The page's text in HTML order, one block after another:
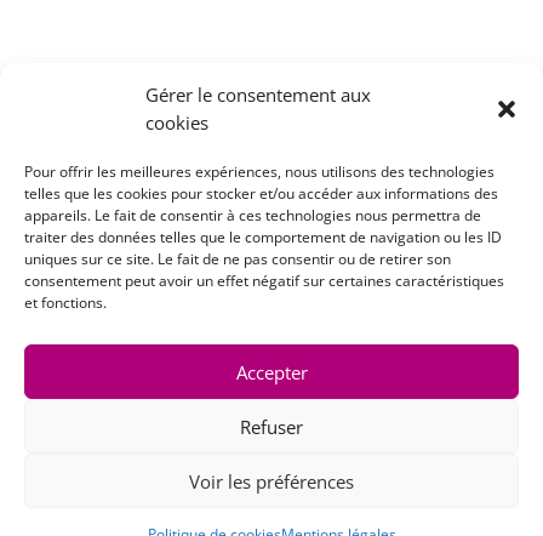
Gérer le consentement aux
cookies
Pour offrir les meilleures expériences, nous utilisons des technologies
telles que les cookies pour stocker et/ou accéder aux informations des
appareils. Le fait de consentir à ces technologies nous permettra de
traiter des données telles que le comportement de navigation ou les ID
uniques sur ce site. Le fait de ne pas consentir ou de retirer son
consentement peut avoir un effet négatif sur certaines caractéristiques
et fonctions.
Accepter
Refuser
Voir les préférences
←🔍𝗜𝗻𝘀𝗽𝗲𝗰𝘁𝗶𝗼𝗻 𝗧𝗵𝗲𝗿𝗺𝗼𝗴𝗿𝗮𝗽𝗵𝗶𝗾𝘂𝗲 𝗽𝗮𝗿 𝗗𝗿𝗼𝗻𝗲 :
Précision et Performance 🚁🔥
👉 Formation réussie chez Décadi Services ! ✅→